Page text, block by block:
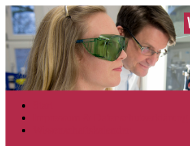
Hauptmenü
Zum Inhalt wechseln
Zum sekundären Inhalt wechseln